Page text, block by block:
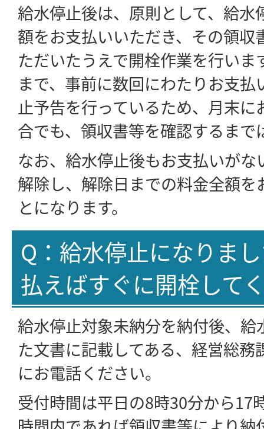
給水停止後は、原則として、給水
額をお支払いいただき、その領収
ただいたうえで開栓作業を行いま
まで、事前に数回にわたりお支
止予告を行っているため、月末に
合でも、領収書等を確認するまで
なお、給水停止後もお支払いが
解除し、解除日までの料金全額
とになります。
Q：給水停止になりま
払えばすぐに開栓して
給水停止対象未納分を納付後、
た文書に記載してある、経営総務
にお電話ください。
受付時間は平日の8時30分から17